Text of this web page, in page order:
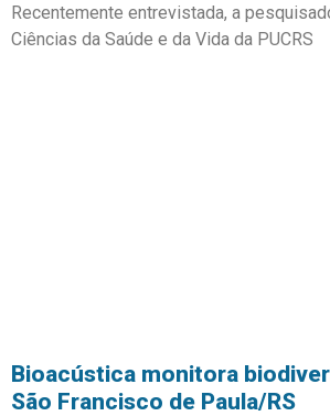
Recentemente entrevistada, a
Ciências da Saúde e da Vida da PUCRS
Bioacústica monitora
São Francisco de Paula/RS